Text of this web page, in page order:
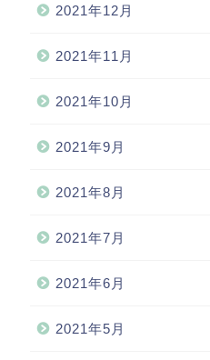
2021年12月
2021年11月
2021年10月
2021年9月
2021年8月
2021年7月
2021年6月
2021年5月